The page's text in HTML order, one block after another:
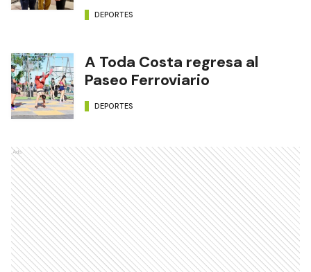
DEPORTES
A Toda Costa regresa al
Paseo Ferroviario
DEPORTES
Ads